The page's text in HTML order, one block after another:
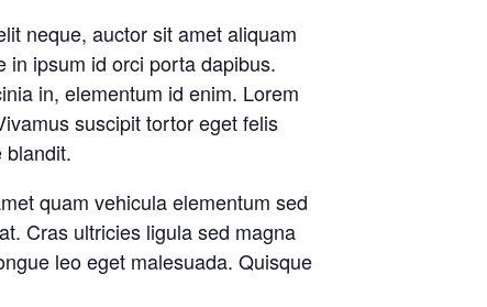
neque, auctor sit amet aliquam
in ipsum id orci porta dapibus.
in, elementum id enim. Lorem
suscipit tortor eget felis
blandit.
quam vehicula elementum sed
Cras ultricies ligula sed magna
leo eget malesuada. Quisque